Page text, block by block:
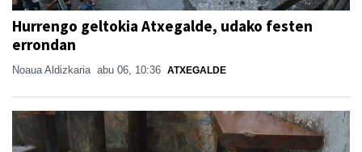
Hurrengo geltokia Atxegalde, udako festen
errondan
Noaua Aldizkaria abu 06, 10:36 ATXEGALDE